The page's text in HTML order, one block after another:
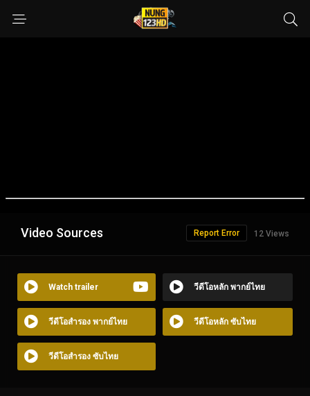
Video Sources 12 Views
Report Error
Watch trailer วีดีโอหลัก พากย์ไทย
วีดีโอสำรอง พากย์ไทย วีดีโอหลัก ซับไทย
วีดีโอสำรอง ซับไทย